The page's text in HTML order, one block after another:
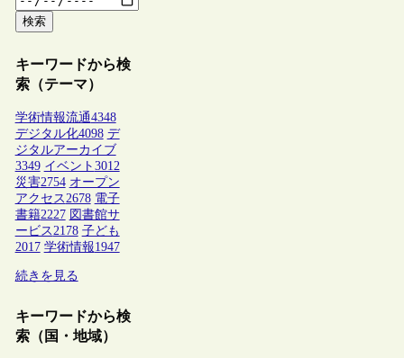
検索
キーワードから検
索（テーマ）
学術情報流通4348
デジタル化4098 デ
ジタルアーカイブ
3349 イベント 3012
災害2754 オープン
アクセス 2678 電子
書籍2227 図書館サ
ービス 2178 子ども
2017 学術情報1947
続きを見る
キーワードから検
索（国・地域）